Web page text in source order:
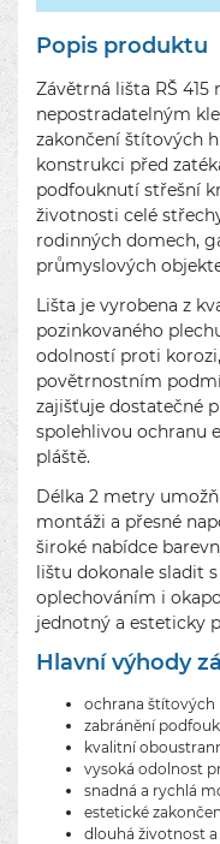
Popis produktu
Závětrná lišta RŠ
nepostradatelným
zakončení štítových
konstrukci před
podfouknutí střešní
životnosti celé
rodinných domech,
průmyslových
Lišta je vyrobena z
pozinkovaného
odolností proti
povětrnostním
zajišťuje dostatečné
spolehlivou ochranu
pláště.
Délka 2 metry
montáži a přesné
široké nabídce
lištu dokonale sladit
oplechováním i
jednotný a esteticky
Hlavní výhody
ochrana štítových
zabránění
kvalitní
vysoká odolnost
snadná a rychlá
estetické
dlouhá životnost